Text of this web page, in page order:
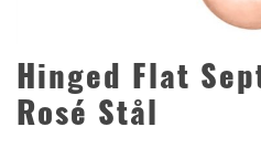
Hinged Flat
Rosé Stål